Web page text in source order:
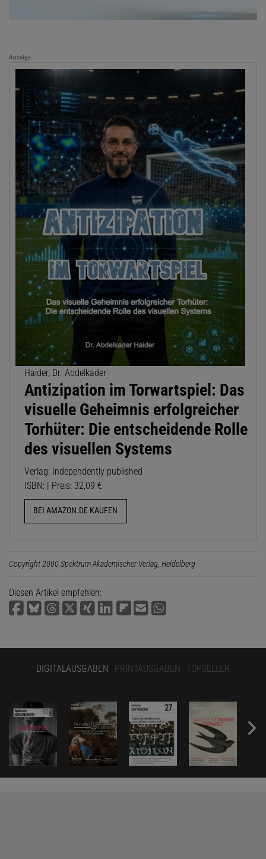
Anzeige
Haider, Dr. Abdelkader
Antizipation im Torwartspiel: Das
visuelle Geheimnis erfolgreicher
Torhüter: Die entscheidende Rolle
des visuellen Systems
Verlag: Independently published
ISBN: | Preis: 32,09 €
BEI AMAZON.DE KAUFEN
Copyright 2000 Spektrum Akademischer Verlag, Heidelberg
Diesen Artikel empfehlen:
DIGITALAUSGABEN PRINTAUSGABEN TOPSELLER